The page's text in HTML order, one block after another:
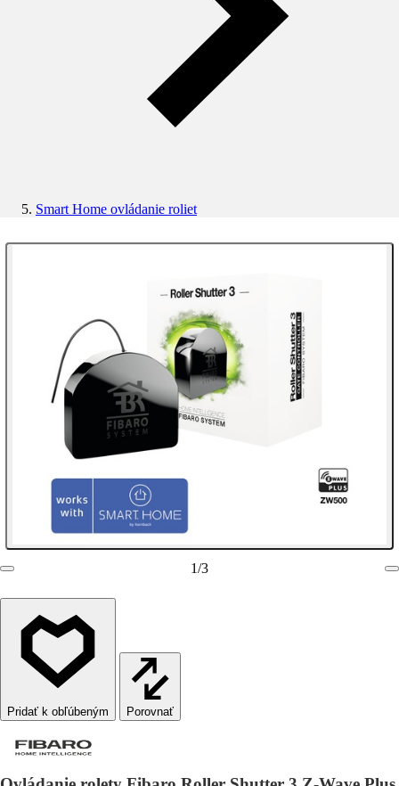
Smart Home ovládanie roliet
1/3
Porovnať